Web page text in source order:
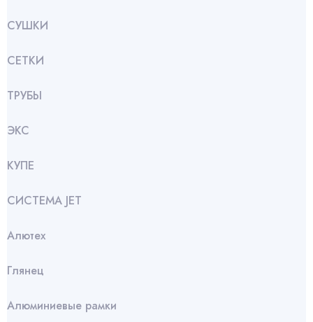
СУШКИ
СЕТКИ
ТРУБЫ
ЭКС
КУПЕ
СИСТЕМА JET
Алютех
Глянец
Алюминиевые рамки